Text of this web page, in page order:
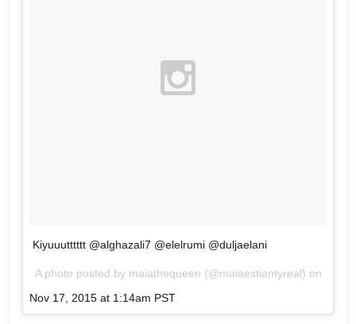
Kiyuuutttttt @alghazali7 @elelrumi @duljaelani
A photo posted by maiathequeen (@maiaestiantyreal) on
Nov 17, 2015 at 1:14am PST